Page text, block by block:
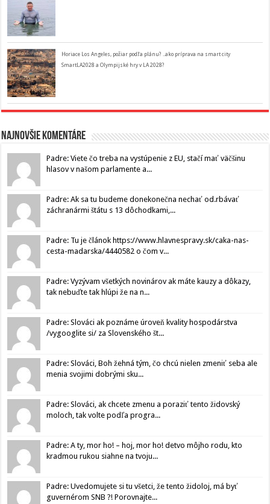
Horiace Los Angeles, požiar podľa plánu? ..ako príprava na smart city
SmartLA2028 a Olympijské hry v LA 2028?
Najnovšie komentáre
Padre: Viete čo treba na vystúpenie z EU, stačí mať väčšinu
hlasov v našom parlamente a...
Padre: Ak sa tu budeme donekonečna nechať od.rbávať
záchranármi štátu s 13 dôchodkami,...
Padre: Tu je článok https://www.hlavnespravy.sk/caka-nas-
cesta-madarska/4440582 o čom v...
Padre: Vyzývam všetkých novinárov ak máte kauzy a dôkazy,
tak nebuďte tak hlúpi že na n...
Padre: Slováci ak poznáme úroveň kvality hospodárstva
/vygooglite si/ za Slovenského št...
Padre: Slováci, Boh žehná tým, čo chcú nielen zmeniť seba ale
menia svojimi dobrými sku...
Padre: Slováci, ak chcete zmenu a poraziť tento židovský
moloch, tak volte podľa progra...
Padre: A ty, mor ho! – hoj, mor ho! detvo môjho rodu, kto
kradmou rukou siahne na tvoju...
Padre: Uvedomujete si tu všetci, že tento židoloj, má byť
guvernérom SNB ?! Porovnajte...